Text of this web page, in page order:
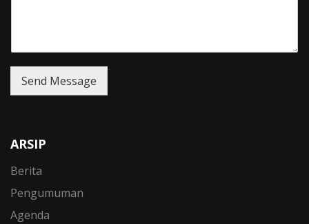
Send Message
ARSIP
Berita
Pengumuman
Agenda